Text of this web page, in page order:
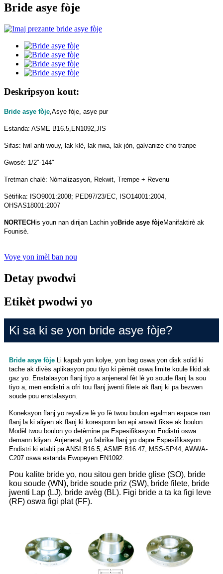
Bride asye fòje
Deskripsyon kout:
Bride asye fòje,Asye fòje, asye pur
Estanda: ASME B16.5,EN1092,JIS
Sifas: lwil anti-wouy, lak klè, lak nwa, lak jòn, galvanize cho-tranpe
Gwosè: 1/2″-144″
Tretman chalè: Nòmalizasyon, Rekwit, Trempe + Revenu
Sètifika: ISO9001:2008; PED97/23/EC, ISO14001:2004,
OHSAS18001:2007
NORTECHis youn nan dirijan Lachin yoBride asye fòjeManifaktirè ak
Founisè.
Voye yon imèl ban nou
Detay pwodwi
Etikèt pwodwi yo
Ki sa ki se yon bride asye fòje?
Bride asye fòje Li kapab yon kolye, yon bag oswa yon disk solid ki
tache ak divès aplikasyon pou tiyo ki pèmèt oswa limite koule likid ak
gaz yo. Enstalasyon flanj tiyo a anjeneral fèt lè yo soude flanj la sou
tiyo a, men endistri a ofri tou flanj jwenti filete ak flanj ki pa bezwen
soude pou enstalasyon.
Koneksyon flanj yo reyalize lè yo fè twou boulon egalman espace nan
flanj la ki aliyen ak flanj ki koresponn lan epi answit fikse ak boulon.
Modèl twou boulon yo detèmine pa Espesifikasyon Endistri oswa
demann kliyan. Anjeneral, yo fabrike flanj yo dapre Espesifikasyon
Endistri ki etabli pa ANSI B16.5, ASME B16.47, MSS-SP44, AWWA-
C207 oswa estanda Ewopeyen EN1092.
Pou kalite bride yo, nou sitou gen bride glise (SO), bride
kou soude (WN), bride soude priz (SW), bride filete, bride
jwenti Lap (LJ), bride avèg (BL). Figi bride a ta ka figi leve
(RF) oswa figi plat (FF).